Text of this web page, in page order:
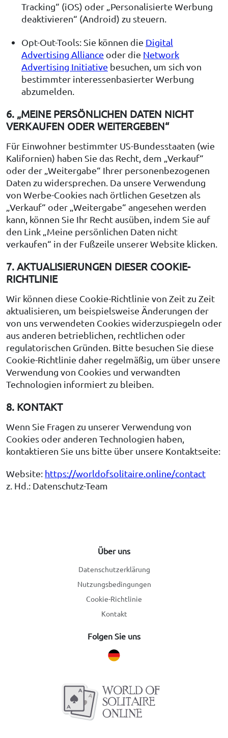
Tracking“ (iOS) oder „Personalisierte Werbung
deaktivieren“ (Android) zu steuern.
Opt-Out-Tools: Sie können die Digital
Advertising Alliance oder die Network
Advertising Initiative besuchen, um sich von
bestimmter interessenbasierter Werbung
abzumelden.
6. „MEINE PERSÖNLICHEN DATEN NICHT
VERKAUFEN ODER WEITERGEBEN“
Für Einwohner bestimmter US-Bundesstaaten (wie
Kalifornien) haben Sie das Recht, dem „Verkauf“
oder der „Weitergabe“ Ihrer personenbezogenen
Daten zu widersprechen. Da unsere Verwendung
von Werbe-Cookies nach örtlichen Gesetzen als
„Verkauf“ oder „Weitergabe“ angesehen werden
kann, können Sie Ihr Recht ausüben, indem Sie auf
den Link „Meine persönlichen Daten nicht
verkaufen“ in der Fußzeile unserer Website klicken.
7. AKTUALISIERUNGEN DIESER COOKIE-
RICHTLINIE
Wir können diese Cookie-Richtlinie von Zeit zu Zeit
aktualisieren, um beispielsweise Änderungen der
von uns verwendeten Cookies widerzuspiegeln oder
aus anderen betrieblichen, rechtlichen oder
regulatorischen Gründen. Bitte besuchen Sie diese
Cookie-Richtlinie daher regelmäßig, um über unsere
Verwendung von Cookies und verwandten
Technologien informiert zu bleiben.
8. KONTAKT
Wenn Sie Fragen zu unserer Verwendung von
Cookies oder anderen Technologien haben,
kontaktieren Sie uns bitte über unsere Kontaktseite:
Website: https://worldofsolitaire.online/contact
z. Hd.: Datenschutz-Team
Über uns
Datenschutzerklärung
Nutzungsbedingungen
Cookie-Richtlinie
Kontakt
Folgen Sie uns